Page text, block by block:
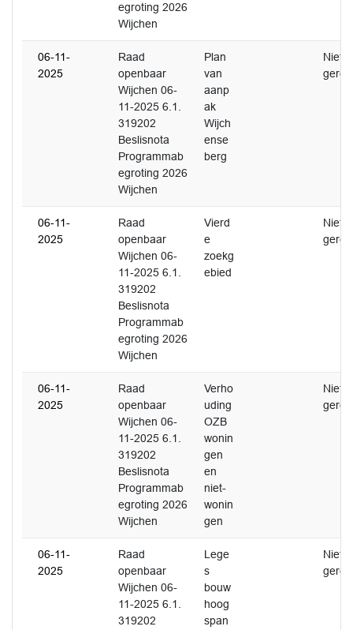
egroting 2026
Wijchen
06-11-
2025
Raad
openbaar
Wijchen 06-
11-2025 6.1.
319202
Beslisnota
Programmab
egroting 2026
Wijchen
Plan
van
aanp
ak
Wijch
ense
berg
Niet
06-11-
2025
Raad
openbaar
Wijchen 06-
11-2025 6.1.
319202
Beslisnota
Programmab
egroting 2026
Wijchen
Vierd
e
zoekg
ebied
Niet
06-11-
2025
Raad
openbaar
Wijchen 06-
11-2025 6.1.
319202
Beslisnota
Programmab
egroting 2026
Wijchen
Verho
uding
OZB
wonin
gen
en
niet-
wonin
gen
Niet
06-11-
2025
Raad
openbaar
Wijchen 06-
11-2025 6.1.
319202
Lege
s
bouw
hoog
span
Niet